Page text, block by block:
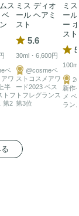
ス
ベ
ベ
ワ
半
トフ
第2
ミス ディオ
ール ヘアミ
スト
5.6
30ml・6,600円
@cosmeベ
ストコスメアワ
ード2023 ベス
トフレグランス
第3位
ミ
ー
ー
スト
新作
メ
ラン